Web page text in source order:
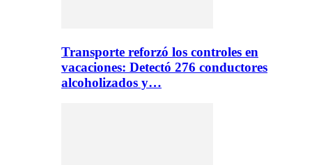
Transporte reforzó los controles en
vacaciones: Detectó 276 conductores
alcoholizados y…